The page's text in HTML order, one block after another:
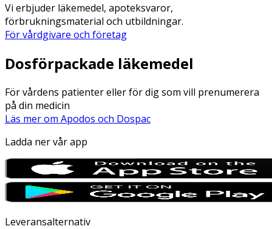
Vi erbjuder läkemedel, apoteksvaror,
förbrukningsmaterial och utbildningar.
För vårdgivare och företag
Dosförpackade läkemedel
För vårdens patienter eller för dig som vill prenumerera
på din medicin
Läs mer om Apodos och Dospac
Ladda ner vår app
Leveransalternativ